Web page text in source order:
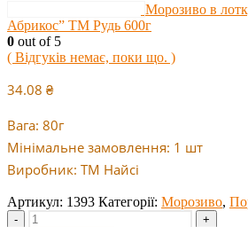
Морозиво в
Абрикос” ТМ Рудь 600г
0 out of 5
( Відгуків немає, поки що. )
34.08 ₴
Вага: 80г
Мінімальне замовлення: 1 шт
Виробник: ТМ Найсі
Артикул: 1393 Категорії: Морозиво,
-
+